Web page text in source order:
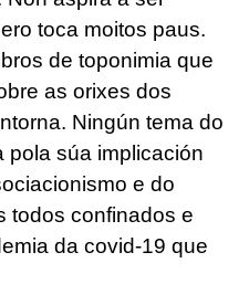
toca moitos paus.
de toponimia que
as orixes dos
Ningún tema do
pola súa implicación
e do
todos confinados e
da covid-19 que